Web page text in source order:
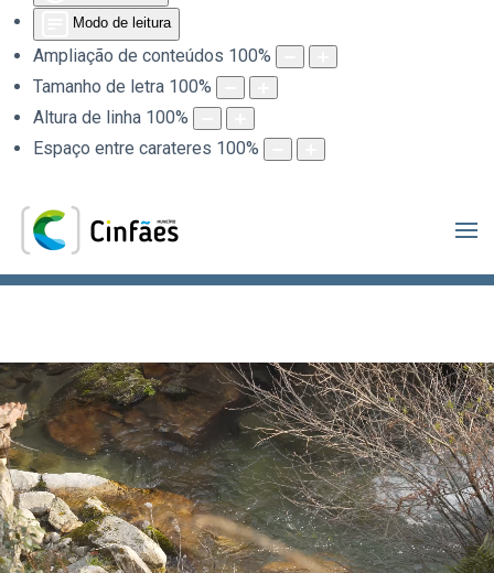
Modo de leitura
Ampliação de conteúdos 100%
Tamanho de letra 100%
Altura de linha 100%
Espaço entre carateres 100%
.